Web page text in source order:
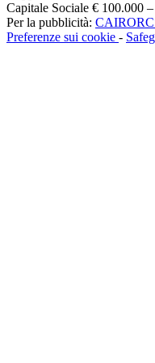
Capitale Sociale € 100.000
Per la pubblicità:
Preferenze sui cookie -